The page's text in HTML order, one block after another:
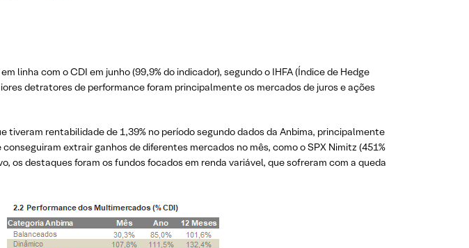
linha com o CDI em junho (99,9% do indicador), segundo o IHFA (Índice de Hedge
detratores de performance foram principalmente os mercados de juros e ações
rentabilidade de 1,39% no período segundo dados da Anbima, principalmente
extrair ganhos de diferentes mercados no mês, como o SPX Nimitz (451%
os destaques foram os fundos focados em renda variável, que sofreram com a queda